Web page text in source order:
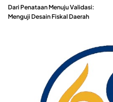
Dari Penataan Menuju Validasi:
Menguji Desain Fiskal Daerah